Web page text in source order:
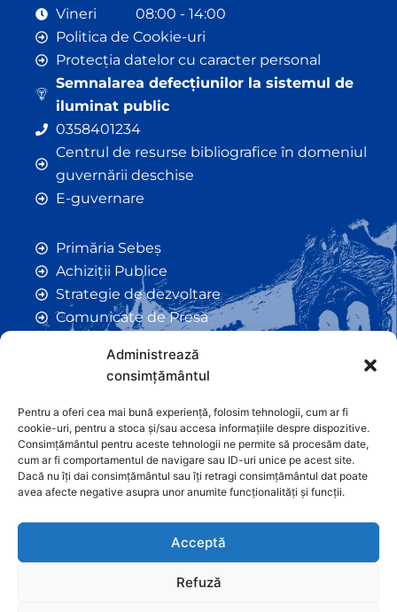
Administrează
consimțământul
Pentru a oferi cea mai bună experiență, folosim tehnologii, cum ar fi
cookie-uri, pentru a stoca și/sau accesa informațiile despre dispozitive.
Consimțământul pentru aceste tehnologii ne permite să procesăm date,
cum ar fi comportamentul de navigare sau ID-uri unice pe acest site.
Dacă nu îți dai consimțământul sau îți retragi consimțământul dat poate
avea afecte negative asupra unor anumite funcționalități și funcții.
Acceptă
Refuză
Vineri 08:00 - 14:00
Politica de Cookie-uri
Protecția datelor cu caracter personal
Semnalarea defecțiunilor la sistemul de
iluminat public
0358401234
Centrul de resurse bibliografice în domeniul
guvernării deschise
E-guvernare
Primăria Sebeș
Achiziții Publice
Strategie de dezvoltare
Comunicate de Presă
Anunțuri
Hotarâri de Consiliu
Certificate de Urbanism
Autorizații de Construcții
Orașe Înfrățite
Contact